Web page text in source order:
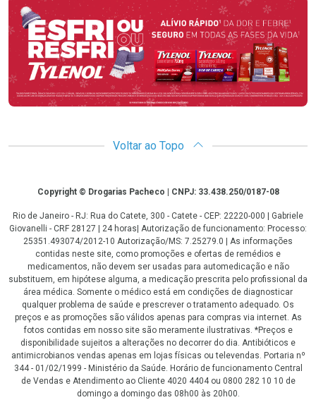
Promoção em Destaque
Voltar ao Topo
CopyrightCopyright © Drogarias Pacheco | CNPJ: 33.438.250/0187-08
Rio de Janeiro - RJ: Rua do Catete, 300 - Catete - CEP: 22220-000 | Gabriele
Giovanelli - CRF 28127 | 24 horas| Autorização de funcionamento: Processo:
25351.493074/2012-10 Autorização/MS: 7.25279.0 | As informações
contidas neste site, como promoções e ofertas de remédios e
medicamentos, não devem ser usadas para automedicação e não
substituem, em hipótese alguma, a medicação prescrita pelo profissional da
área médica. Somente o médico está em condições de diagnosticar
qualquer problema de saúde e prescrever o tratamento adequado. Os
preços e as promoções são válidos apenas para compras via internet. As
fotos contidas em nosso site são meramente ilustrativas. *Preços e
disponibilidade sujeitos a alterações no decorrer do dia. Antibióticos e
antimicrobianos vendas apenas em lojas físicas ou televendas. Portaria nº
344 - 01/02/1999 - Ministério da Saúde. Horário de funcionamento Central
de Vendas e Atendimento ao Cliente 4020 4404 ou 0800 282 10 10 de
domingo a domingo das 08h00 às 20h00.